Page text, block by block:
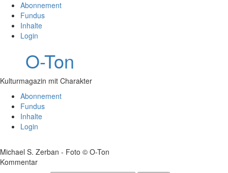
Abonnement
Fundus
Inhalte
Login
O-Ton
Kulturmagazin mit Charakter
Abonnement
Fundus
Inhalte
Login
Michael S. Zerban - Foto © O-Ton
Kommentar